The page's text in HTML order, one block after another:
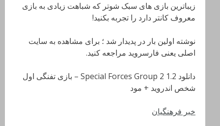
زیباترین بازی های سبک شوتر که شباهت زیادی به بازی
معروف کانتر دارد را تجربه بکنید!
نوشته اولین بار در پدیدار شد ؛ برای مشاهده به سایت
اصلی یعنی فارسروید مراجعه کنید.
دانلود Special Forces Group 2 1.2 – بازی تفنگی اول
شخص اندروید + مود
خبر فرهنگیان